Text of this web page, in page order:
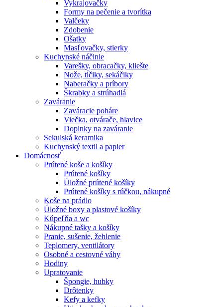
Vykrajovačky
Formy na pečenie a tvorítka
Valčeky
Zdobenie
Ošatky
Masľovačky, stierky
Kuchynské náčinie
Varešky, obracačky, kliešte
Nože, tĺčiky, sekáčiky
Naberačky a príbory
Škrabky a strúhadlá
Zaváranie
Zaváracie poháre
Viečka, otvárače, hlavice
Doplnky na zaváranie
Sekulská keramika
Kuchynský textil a papier
Domácnosť
Prútené koše a košíky
Prútené košíky
Úložné prútené košíky
Prútené košíky s rúčkou, nákupné
Koše na prádlo
Úložné boxy a plastové košíky
Kúpeľňa a wc
Nákupné tašky a košíky
Pranie, sušenie, žehlenie
Teplomery, ventilátory
Osobné a cestovné váhy
Hodiny
Upratovanie
Špongie, hubky
Drôtenky
Kefy a kefky